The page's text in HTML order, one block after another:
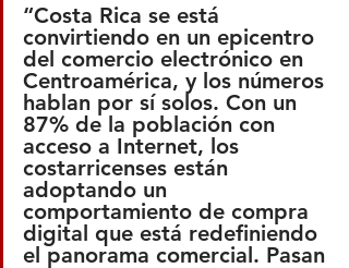
“Costa Rica se está
convirtiendo en un epicentro
del comercio electrónico en
Centroamérica, y los números
hablan por sí solos. Con un
87% de la población con
acceso a Internet, los
costarricenses están
adoptando un
comportamiento de compra
digital que está redefiniendo
el panorama comercial. Pasan